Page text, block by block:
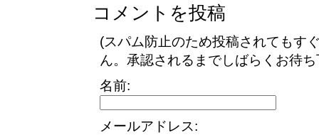
コメントを投稿
(スパム防止のため投稿されてもす
ん。承認されるまでしばらくお待
名前:
メールアドレス: